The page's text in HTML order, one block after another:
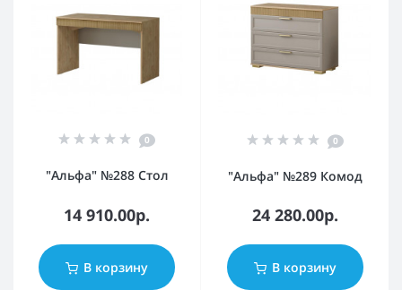
0
"Альфа" №288 Стол
14 910.00р.
В корзину
0
"Альфа" №289 Комод
24 280.00р.
В корзину